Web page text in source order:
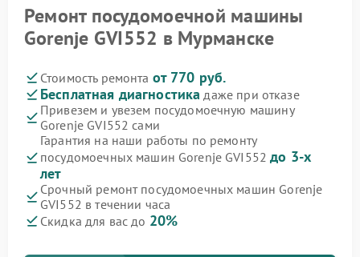
Ремонт посудомоечной машины
Gorenje GVI552 в Мурманске
Стоимость ремонта от 770 руб.
Бесплатная диагностика даже при отказе
Привезем и увезем посудомоечную машину
Gorenje GVI552 сами
Гарантия на наши работы по ремонту
посудомоечных машин Gorenje GVI552до 3-х
лет
Срочный ремонт посудомоечных машин Gorenje
GVI552 в течении часа
Скидка для вас до 20%